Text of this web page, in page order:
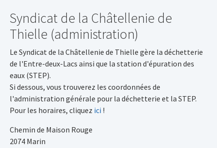
Syndicat de la Châtellenie de
Thielle (administration)
Le Syndicat de la Châtellenie de Thielle gère la déchetterie
de l'Entre-deux-Lacs ainsi que la station d'épuration des
eaux (STEP).
Si dessous, vous trouverez les coordonnées de
l'administration générale pour la déchetterie et la STEP.
Pour les horaires, cliquez ici !
Chemin de Maison Rouge
2074 Marin